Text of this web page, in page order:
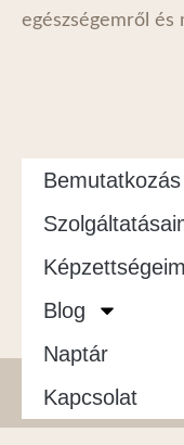
egészségemről és
Bemutatkozás
Képzettségeim
Blog
Naptár
Kapcsolat